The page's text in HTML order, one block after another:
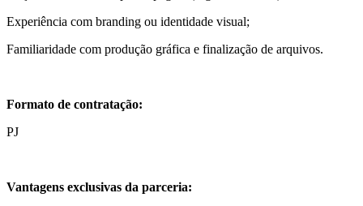
Experiência com branding ou identidade visual;
Familiaridade com produção gráfica e finalização de arquivos.
Formato de contratação:
PJ
Vantagens exclusivas da parceria: